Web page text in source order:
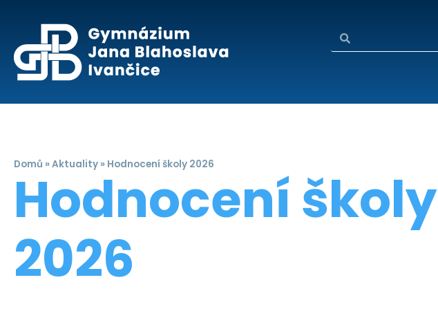
Domů »Aktuality » Hodnocení školy 2026
Hodnocení školy
2026